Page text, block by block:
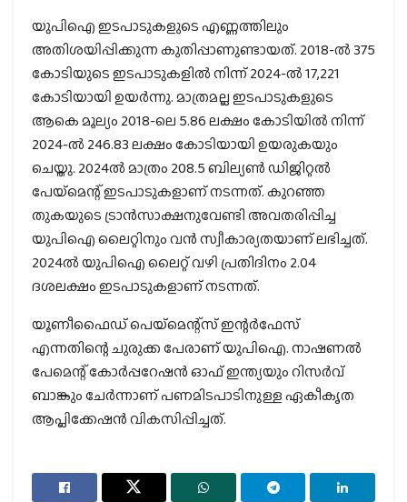
യുപിഐ ഇടപാടുകളുടെ എണ്ണത്തിലും
അതിശയിപ്പിക്കുന്ന കുതിപ്പാണുണ്ടായത്. 2018-ല്‍ 375
കോടിയുടെ ഇടപാടുകളില്‍ നിന്ന് 2024-ല്‍ 17,221
കോടിയായി ഉയര്‍ന്നു. മാത്രമല്ല ഇടപാടുകളുടെ
ആകെ മൂല്യം 2018-ലെ 5.86 ലക്ഷം കോടിയില്‍ നിന്ന്
2024-ല്‍ 246.83 ലക്ഷം കോടിയായി ഉയരുകയും
ചെയ്തു. 2024ല്‍ മാത്രം 208.5 ബില്യണ്‍ ഡിജിറ്റല്‍
പേയ്‌മെന്റ് ഇടപാടുകളാണ് നടന്നത്. കുറഞ്ഞ
തുകയുടെ ട്രാന്‍സാക്ഷനുവേണ്ടി അവതരിപ്പിച്ച
യുപിഐ ലൈറ്റിനും വന്‍ സ്വീകാര്യതയാണ് ലഭിച്ചത്.
2024ല്‍ യുപിഐ ലൈറ്റ് വഴി പ്രതിദിനം 2.04
ദശലക്ഷം ഇടപാടുകളാണ് നടന്നത്.
യൂണീഫൈഡ് പെയ്‌മെന്റ്‌സ് ഇന്റര്‍ഫേസ്
എന്നതിന്റെ ചുരുക്ക പേരാണ് യുപിഐ. നാഷണല്‍
പേമെന്റ് കോര്‍പ്പറേഷന്‍ ഓഫ് ഇന്ത്യയും റിസര്‍വ്
ബാങ്കും ചേര്‍ന്നാണ് പണമിടപാടിനുള്ള ഏകീകൃത
ആപ്ലിക്കേഷന്‍ വികസിപ്പിച്ചത്.